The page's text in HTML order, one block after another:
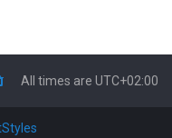
All times are UTC+02:00